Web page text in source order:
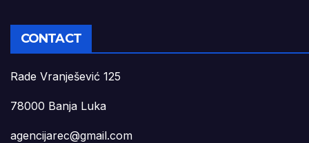
CONTACT
Rade Vranješević 125
78000 Banja Luka
agencijarec@gmail.com